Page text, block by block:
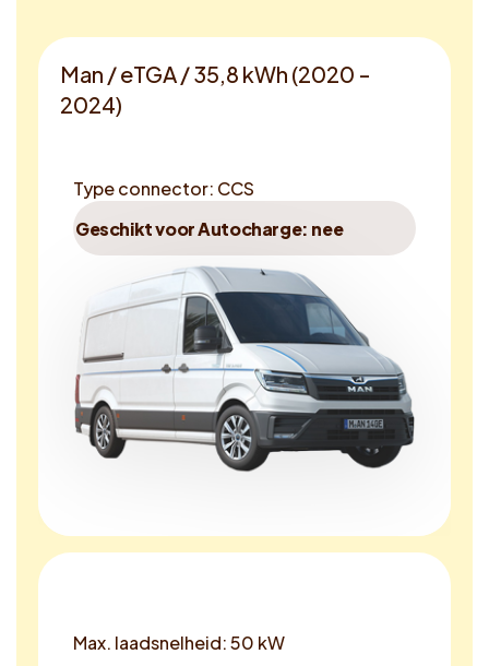
Man / eTGA / 35,8 kWh (2020 -
2024)
Type connector: CCS
Geschikt voor Autocharge: nee
Max. laadsnelheid: 50 kW